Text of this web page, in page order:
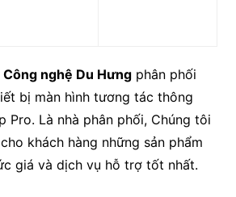
Công nghệ Du Hưng phân phối
bị màn hình tương tác thông
Pro. Là nhà phân phối, Chúng tôi
khách hàng những sản phẩm
giá và dịch vụ hỗ trợ tốt nhất.